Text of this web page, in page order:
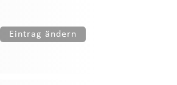
Eintrag ändern